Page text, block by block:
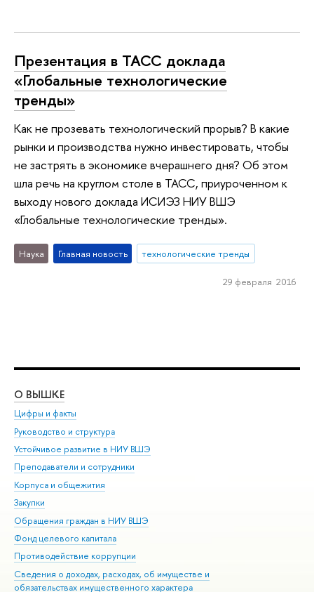
Презентация в ТАСС доклада
«Глобальные технологические
тренды»
Как не прозевать технологический прорыв? В какие
рынки и производства нужно инвестировать, чтобы
не застрять в экономике вчерашнего дня? Об этом
шла речь на круглом столе в ТАСС, приуроченном к
выходу нового доклада ИСИЭЗ НИУ ВШЭ
«Глобальные технологические тренды».
Наука Главная новость технологические тренды
29 февраля 2016
О ВЫШКЕ
Цифры и факты
Руководство и структура
Устойчивое развитие в НИУ ВШЭ
Преподаватели и сотрудники
Корпуса и общежития
Закупки
Обращения граждан в НИУ ВШЭ
Фонд целевого капитала
Противодействие коррупции
Сведения о доходах, расходах, об имуществе и
обязательствах имущественного характера